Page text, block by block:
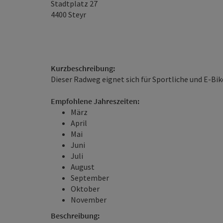
Stadtplatz 27
4400 Steyr
Kurzbeschreibung:
Dieser Radweg eignet sich für Sportliche und E-
Empfohlene Jahreszeiten:
März
April
Mai
Juni
Juli
August
September
Oktober
November
Beschreibung: